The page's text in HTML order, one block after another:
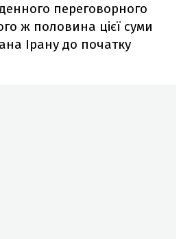
переговорного
ж половина цієї суми
Ірану до початку